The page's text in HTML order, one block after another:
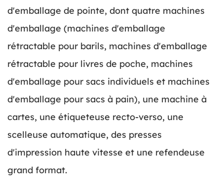
d'emballage de pointe, dont quatre machines
d'emballage (machines d'emballage
rétractable pour barils, machines d'emballage
rétractable pour livres de poche, machines
d'emballage pour sacs individuels et machines
d'emballage pour sacs à pain), une machine à
cartes, une étiqueteuse recto-verso, une
scelleuse automatique, des presses
d'impression haute vitesse et une refendeuse
grand format.